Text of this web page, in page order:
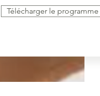
Télécharger le programme